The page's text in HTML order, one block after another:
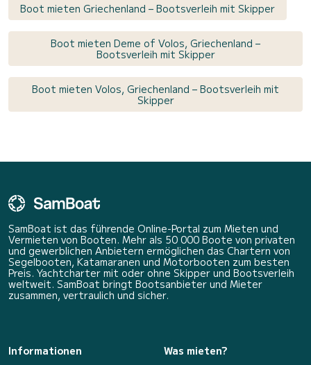
Boot mieten Griechenland – Bootsverleih mit Skipper
Boot mieten Deme of Volos, Griechenland –
Bootsverleih mit Skipper
Boot mieten Volos, Griechenland – Bootsverleih mit
Skipper
SamBoat ist das führende Online-Portal zum Mieten und
Vermieten von Booten. Mehr als 50 000 Boote von privaten
und gewerblichen Anbietern ermöglichen das Chartern von
Segelbooten, Katamaranen und Motorbooten zum besten
Preis. Yachtcharter mit oder ohne Skipper und Bootsverleih
weltweit. SamBoat bringt Bootsanbieter und Mieter
zusammen, vertraulich und sicher.
Informationen
Was mieten?